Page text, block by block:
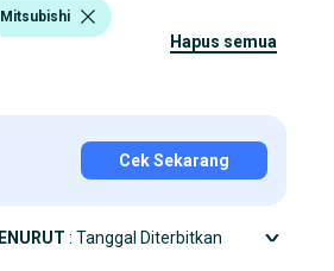
Mitsubishi
hapus semua
Cek Sekarang
: Tanggal Diterbitkan